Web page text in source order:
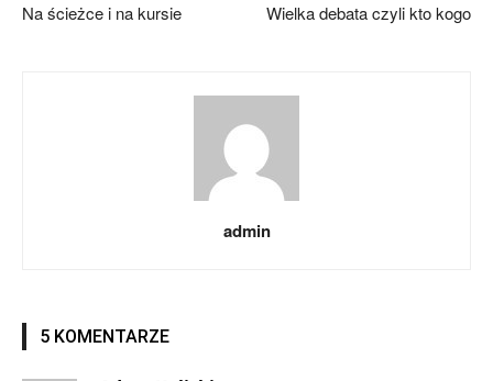
Na ścieżce i na kursie Wielka debata czyli kto kogo
admin
5 KOMENTARZE